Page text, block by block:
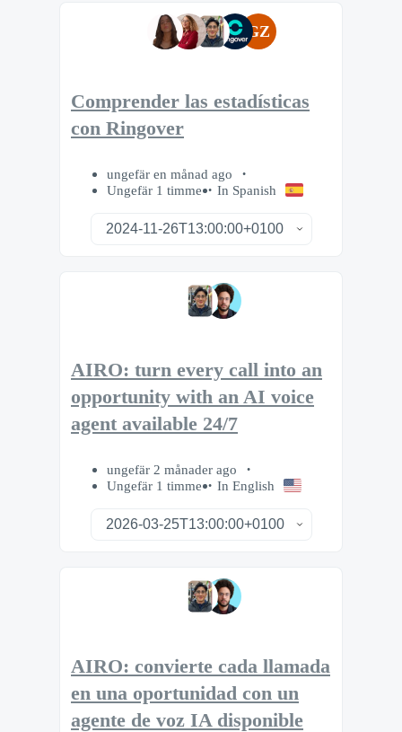
GZ
Comprender las estadísticas
con Ringover
ungefär en månad ago
Ungefär 1 timme
In Spanish
AIRO: turn every call into an
opportunity with an AI voice
agent available 24/7
ungefär 2 månader ago
Ungefär 1 timme
In English
AIRO: convierte cada llamada
en una oportunidad con un
agente de voz IA disponible